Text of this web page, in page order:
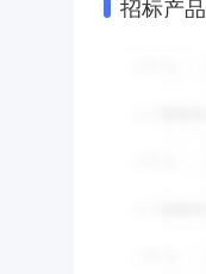
招标产品